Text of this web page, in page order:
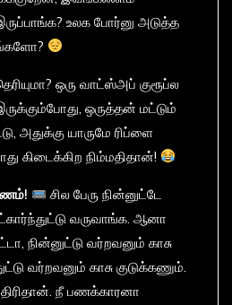
உலக போர்னு அடுத்த
ஒரு வாட்ஸ்அப் குரூப்ல
ஒருத்தன் மட்டும்
அதுக்கு யாருமே ரிப்ளை
கிடைக்கிற நிம்மதிதான்!
!
சில பேரு நின்னுட்டே
வருவாங்க. ஆனா
நின்னுட்டு வர்றவனும் காசு
வர்றவனும் காசு குடுக்கணும்.
நீ பணக்காரனா